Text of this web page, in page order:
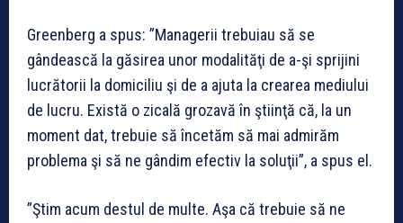
Greenberg a spus: ”Managerii trebuiau să se
gândească la găsirea unor modalităţi de a-şi sprijini
lucrătorii la domiciliu şi de a ajuta la crearea mediului
de lucru. Există o zicală grozavă în ştiinţă că, la un
moment dat, trebuie să încetăm să mai admirăm
problema şi să ne gândim efectiv la soluţii”, a spus el.
”Ştim acum destul de multe. Aşa că trebuie să ne